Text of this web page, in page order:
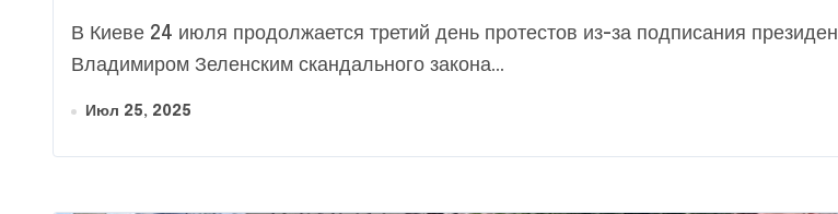
В Киеве 24 июля продолжается третий день протестов из-за подписания президентом
Владимиром Зеленским скандального закона...
Июл 25, 2025